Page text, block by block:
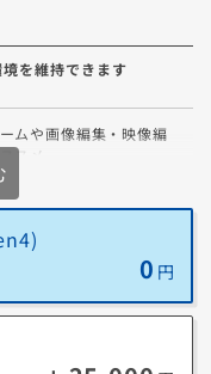
を維持できます
ムや画像編集・映像編
スメ
レイしたり、クリエイ
メディアを扱う場合に
量を気にせず思うまま
量です
0 円